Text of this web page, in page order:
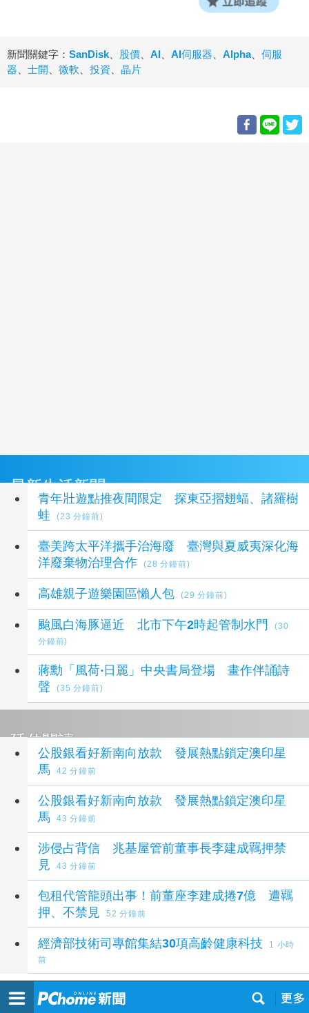
新聞關鍵字： SanDisk 股價 AI AI伺服器 Alpha、 伺服
器
士開 微軟 投資 晶片
最新生活新聞
青年壯遊點推夜間限定 探東亞摺翅蝠、諸羅樹
蛙
(23 分鐘前)
臺美跨太平洋攜手治海廢 臺灣與夏威夷深化海
洋廢棄物治理合作
(28 分鐘前)
高雄親子遊樂園區懶人包 (29 分鐘前)
颱風白海豚逼近 北市下午2時起管制水門
(30
分鐘前)
蔣勳「風荷‧日麗」中央書局登場 畫作伴誦詩
聲
(35 分鐘前)
延伸閱讀
公股銀看好新南向放款 發展熱點鎖定澳印星
馬
42 分鐘前
公股銀看好新南向放款 發展熱點鎖定澳印星
馬
43 分鐘前
涉侵占背信 兆基屋管前董事長李建成羈押禁
見
43 分鐘前
包租代管龍頭出事！前董座李建成捲7億 遭羈
押、不禁見
52 分鐘前
經濟部技術司專館集結30項高齡健康科技
1 小時
前